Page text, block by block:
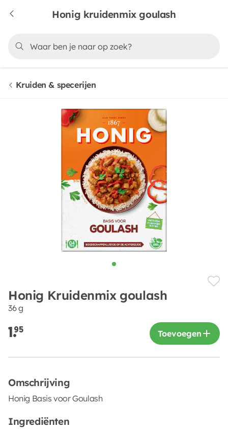
Honig kruidenmix goulash
Kruiden & specerijen
Honig Kruidenmix goulash
36 g
1.95 Toevoegen
Omschrijving
Honig Basis voor Goulash
Ingrediënten